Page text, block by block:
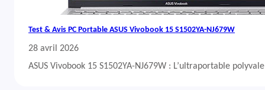
Test & Avis PC Portable ASUS Vivobook 15 S1502YA-NJ679W
28 avril 2026
ASUS Vivobook 15 S1502YA-NJ679W : L’ultraportable